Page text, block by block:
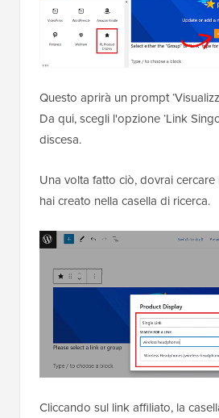
Questo aprirà un prompt
Da qui, scegli l'opzione ‘Link
discesa.
Una volta fatto ciò, dovrai
hai creato nella casella di ricerca.
Cliccando sul link affiliato, la